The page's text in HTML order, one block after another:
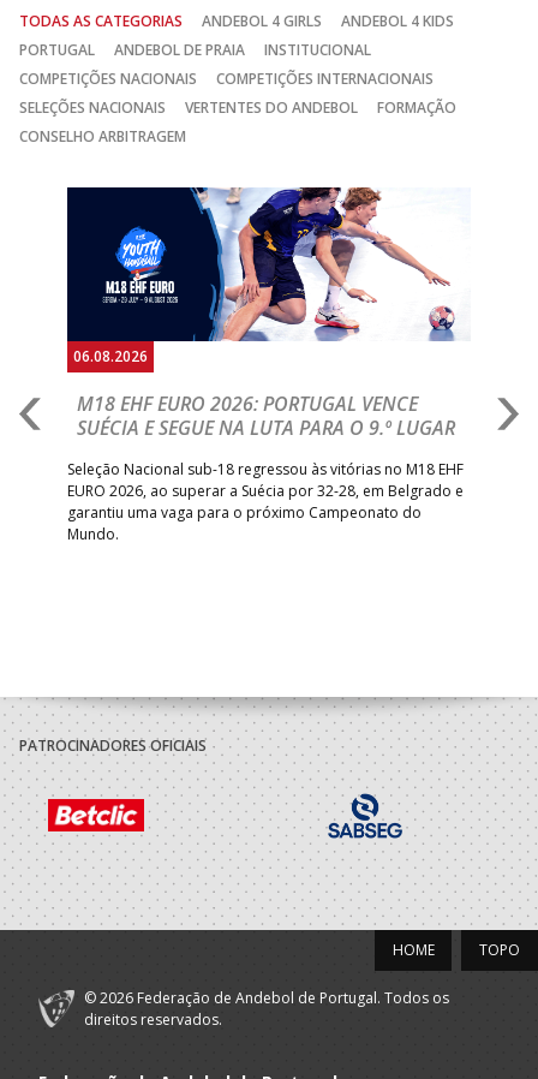
TODAS AS CATEGORIAS ANDEBOL 4 GIRLS
ANDEBOL 4 KIDS
PORTUGAL
ANDEBOL DE PRAIA
INSTITUCIONAL
COMPETIÇÕES NACIONAIS
COMPETIÇÕES INTERNACIONAIS
SELEÇÕES NACIONAIS
VERTENTES DO ANDEBOL
FORMAÇÃO
CONSELHO ARBITRAGEM
06.08.2026
M18 EHF EURO 2026: PORTUGAL VENCE
SUÉCIA E SEGUE NA LUTA PARA O 9.º LUGAR
Seleção Nacional sub-18 regressou às vitórias no M18 EHF
EURO 2026, ao superar a Suécia por 32-28, em Belgrado e
garantiu uma vaga para o próximo Campeonato do
Mundo.
PATROCINADORES OFICIAIS
TOPO
HOME
© 2026 Federação de Andebol de Portugal. Todos os
direitos reservados.